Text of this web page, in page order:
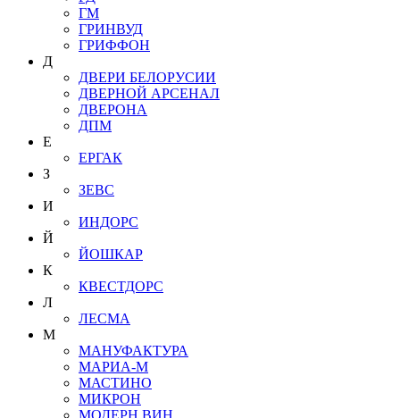
ГМ
ГРИНВУД
ГРИФФОН
Д
ДВЕРИ БЕЛОРУСИИ
ДВЕРНОЙ АРСЕНАЛ
ДВЕРОНА
ДПМ
Е
ЕРГАК
З
ЗЕВС
И
ИНДОРС
Й
ЙОШКАР
К
КВЕСТДОРС
Л
ЛЕСМА
М
МАНУФАКТУРА
МАРИА-М
МАСТИНО
МИКРОН
МОДЕРН ВИН